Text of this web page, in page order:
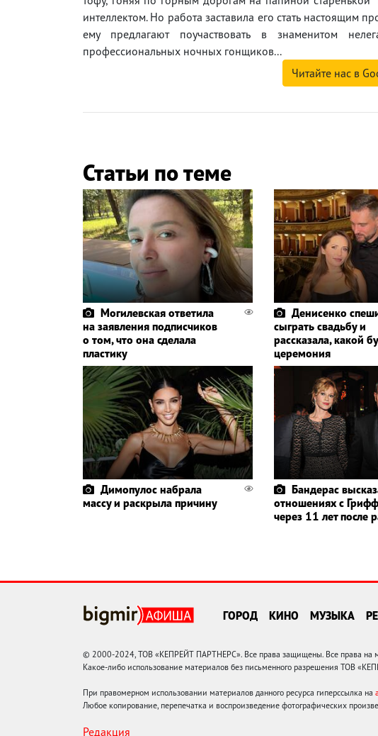
интеллектом. Но работа заставила его стать настоящим
ему предлагают поучаствовать в знаменитом
профессиональных ночных гонщиков...
Читайте нас в
Статьи по теме
Могилевская ответила
на заявления подписчиков
о том, что она сделала
пластику
Денисенко
сыграть свадьбу и
рассказала, какой
церемония
Димопулос набрала
массу и раскрыла причину
Бандерас
отношениях с
через 11 лет после
ГОРОД КИНО МУЗЫКА
© 2000-2024, ТОВ «КЕПРЕЙТ ПАРТНЕРС». Все права защищены. Все права на
Какое-либо использование материалов без письменного разрешения ТОВ
При правомерном использовании материалов данного ресурса гиперссылка на
Любое копирование, перепечатка и воспроизведение фотографических
Редакция